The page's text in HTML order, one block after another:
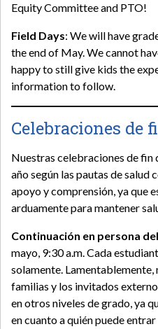
Equity Committee and PTO!
Field Days: We will have
the end of May. We cannot
happy to still give kids the
information to follow.
Celebraciones de
Nuestras celebraciones de fin
año según las pautas de salud
apoyo y comprensión, ya que
arduamente para mantener
Continuación en persona
mayo, 9:30 a.m. Cada
solamente.
familias y los invitados
en otros niveles de grado, ya
en cuanto a quién puede